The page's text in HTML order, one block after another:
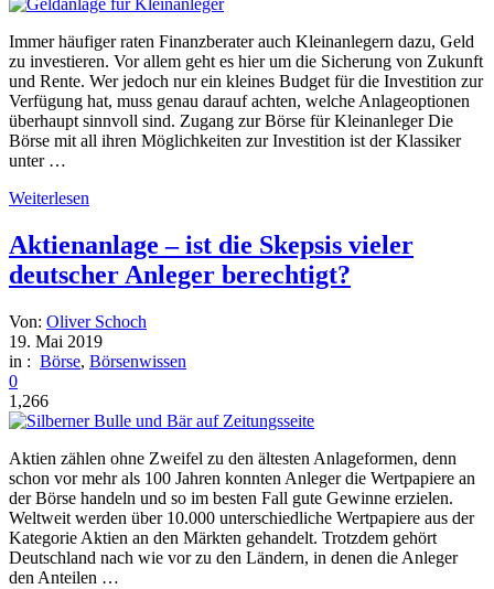
Immer häufiger raten Finanzberater auch Kleinanlegern dazu, Geld
zu investieren. Vor allem geht es hier um die Sicherung von Zukunft
und Rente. Wer jedoch nur ein kleines Budget für die Investition zur
Verfügung hat, muss genau darauf achten, welche Anlageoptionen
überhaupt sinnvoll sind. Zugang zur Börse für Kleinanleger Die
Börse mit all ihren Möglichkeiten zur Investition ist der Klassiker
unter …
Weiterlesen
Aktienanlage – ist die Skepsis vieler
deutscher Anleger berechtigt?
Von: Oliver Schoch
19. Mai 2019
in : Börse, Börsenwissen
0
1,266
Aktien zählen ohne Zweifel zu den ältesten Anlageformen, denn
schon vor mehr als 100 Jahren konnten Anleger die Wertpapiere an
der Börse handeln und so im besten Fall gute Gewinne erzielen.
Weltweit werden über 10.000 unterschiedliche Wertpapiere aus der
Kategorie Aktien an den Märkten gehandelt. Trotzdem gehört
Deutschland nach wie vor zu den Ländern, in denen die Anleger
den Anteilen …